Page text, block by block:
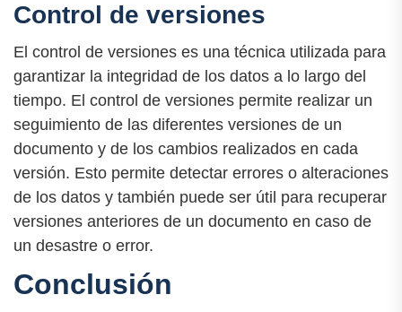
Control de versiones
El control de versiones es una técnica utilizada para
garantizar la integridad de los datos a lo largo del
tiempo. El control de versiones permite realizar un
seguimiento de las diferentes versiones de un
documento y de los cambios realizados en cada
versión. Esto permite detectar errores o alteraciones
de los datos y también puede ser útil para recuperar
versiones anteriores de un documento en caso de
un desastre o error.
Conclusión